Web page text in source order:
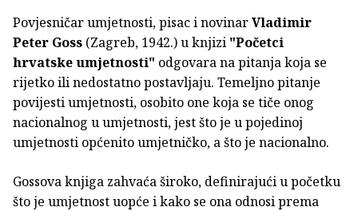
Povjesničar umjetnosti, pisac i novinarVladimir
Peter Goss (Zagreb, 1942.) u knjizi "Početci
hrvatske umjetnosti" odgovara na pitanja koja se
rijetko ili nedostatno postavljaju. Temeljno pitanje
povijesti umjetnosti, osobito one koja se tiče onog
nacionalnog u umjetnosti, jest što je u pojedinoj
umjetnosti općenito umjetničko, a što je nacionalno.
Gossova knjiga zahvaća široko, definirajući u početku
što je umjetnost uopće i kako se ona odnosi prema